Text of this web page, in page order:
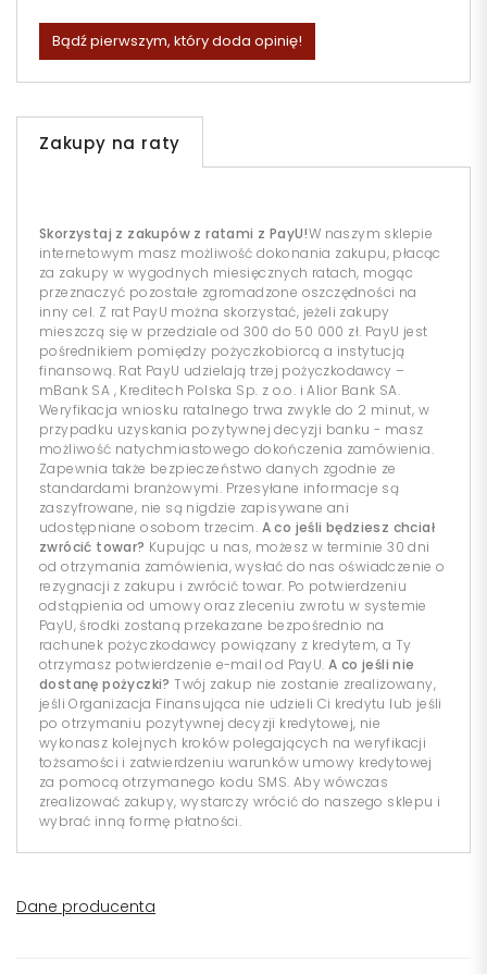
Bądź pierwszym, który doda opinię!
Zakupy na raty
Skorzystaj z zakupów z ratami z PayU!W naszym sklepie
internetowym masz możliwość dokonania zakupu, płacąc
za zakupy w wygodnych miesięcznych ratach, mogąc
przeznaczyć pozostałe zgromadzone oszczędności na
inny cel. Z rat PayU można skorzystać, jeżeli zakupy
mieszczą się w przedziale od 300 do 50 000 zł. PayU jest
pośrednikiem pomiędzy pożyczkobiorcą a instytucją
finansową. Rat PayU udzielają trzej pożyczkodawcy –
mBank SA , Kreditech Polska Sp. z o.o. i Alior Bank SA.
Weryfikacja wniosku ratalnego trwa zwykle do 2 minut, w
przypadku uzyskania pozytywnej decyzji banku - masz
możliwość natychmiastowego dokończenia zamówienia.
Zapewnia także bezpieczeństwo danych zgodnie ze
standardami branżowymi. Przesyłane informacje są
zaszyfrowane, nie są nigdzie zapisywane ani
udostępniane osobom trzecim. A co jeśli będziesz chciał
zwrócić towar? Kupując u nas, możesz w terminie 30 dni
od otrzymania zamówienia, wysłać do nas oświadczenie o
rezygnacji z zakupu i zwrócić towar. Po potwierdzeniu
odstąpienia od umowy oraz zleceniu zwrotu w systemie
PayU, środki zostaną przekazane bezpośrednio na
rachunek pożyczkodawcy powiązany z kredytem, a Ty
otrzymasz potwierdzenie e-mail od PayU. A co jeśli nie
dostanę pożyczki? Twój zakup nie zostanie zrealizowany,
jeśli Organizacja Finansująca nie udzieli Ci kredytu lub jeśli
po otrzymaniu pozytywnej decyzji kredytowej, nie
wykonasz kolejnych kroków polegających na weryfikacji
tożsamości i zatwierdzeniu warunków umowy kredytowej
za pomocą otrzymanego kodu SMS. Aby wówczas
zrealizować zakupy, wystarczy wrócić do naszego sklepu i
wybrać inną formę płatności.
Dane producenta